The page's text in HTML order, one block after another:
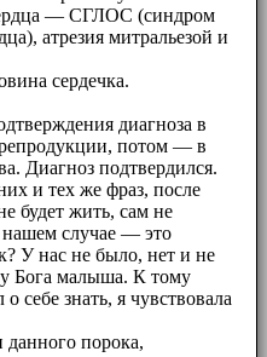
— СГЛОС (синдром
атрезия митральезой и
сердечка.
диагноза в
потом — в
Диагноз подтвердился.
и тех же фраз, после
будет жить, сам не
случае — это
У нас не было, нет и не
Бога малыша. К тому
себе знать, я чувствовала
порока,